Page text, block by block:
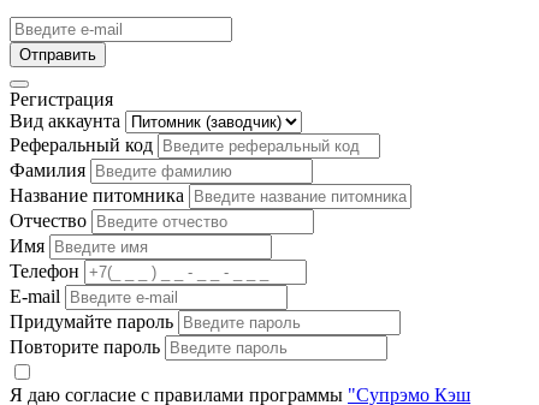
Отправить
Регистрация
Вид аккаунта
Реферальный код
Фамилия
Название питомника
Отчество
Имя
Телефон
E-mail
Придумайте пароль
Повторите пароль
Я даю согласие с правилами программы "Супрэмо Кэш